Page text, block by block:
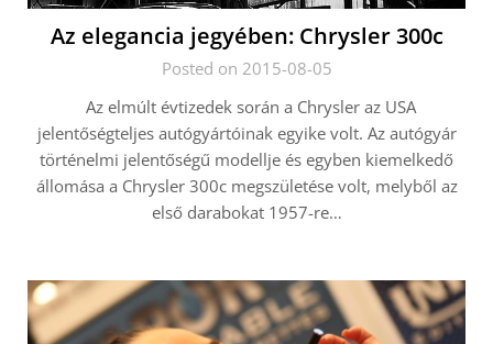
Az elegancia jegyében: Chrysler 300c
Posted on 2015-08-05
Az elmúlt évtizedek során a Chrysler az USA
jelentőségteljes autógyártóinak egyike volt. Az autógyár
történelmi jelentőségű modellje és egyben kiemelkedő
állomása a Chrysler 300c megszületése volt, melyből az
első darabokat 1957-re…